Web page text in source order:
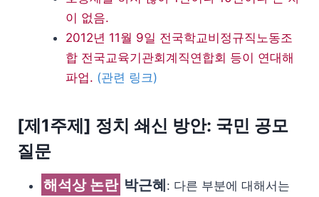
이 없음.
2012년 11월 9일 전국학교비정규직노동조
합 전국교육기관회계직연합회 등이 연대해
파업. (관련 링크)
[제1주제] 정치 쇄신 방안: 국민 공모
질문
해석상 논란 박근혜: 다른 부분에 대해서는